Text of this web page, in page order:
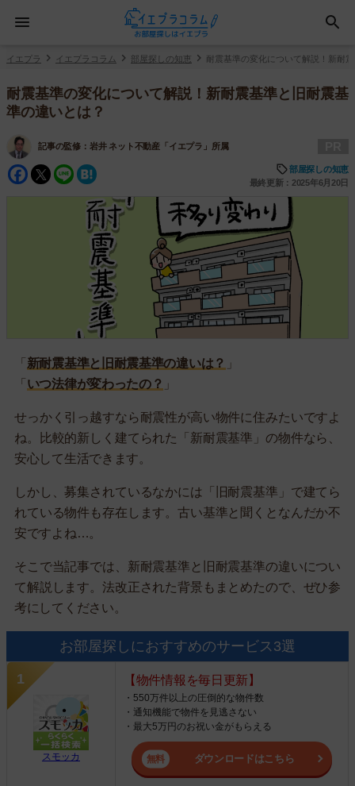
イエプラ イエプラコラム 部屋探しの知恵 耐震基準の変化について解説！新耐
耐震基準の変化について解説！新耐震基準と旧耐震基
準の違いとは？
記事の監修： 岩井 ネット不動産「イエプラ」所属
Facebook
Twitter
Line
部屋探しの知恵
最終更新：2025年6月20日
「 新耐震基準と旧耐震基準の違いは？ 」
「 いつ法律が変わったの？ 」
せっかく引っ越すなら耐震性が高い物件に住みたいですよ
ね。比較的新しく建てられた「新耐震基準」の物件なら、
安心して生活できます。
しかし、募集されているなかには「旧耐震基準」で建てら
れている物件も存在します。古い基準と聞くとなんだか不
安ですよね…。
そこで当記事では、新耐震基準と旧耐震基準の違いについ
て解説します。法改正された背景もまとめたので、ぜひ参
考にしてください。
お部屋探しにおすすめのサービス3選
スモッカ
【物件情報を毎日更新】
・550万件以上の圧倒的な物件数
・通知機能で物件を見逃さない
・最大5万円のお祝い金がもらえる
ダウンロードはこちら